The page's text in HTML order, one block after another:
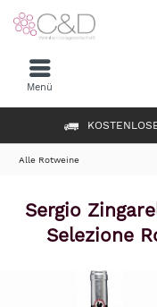
Menü
Alle Rotweine
Sergio
Selezione